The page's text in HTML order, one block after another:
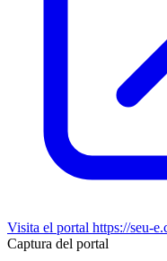
Visita el portal https://seu-
Captura del portal